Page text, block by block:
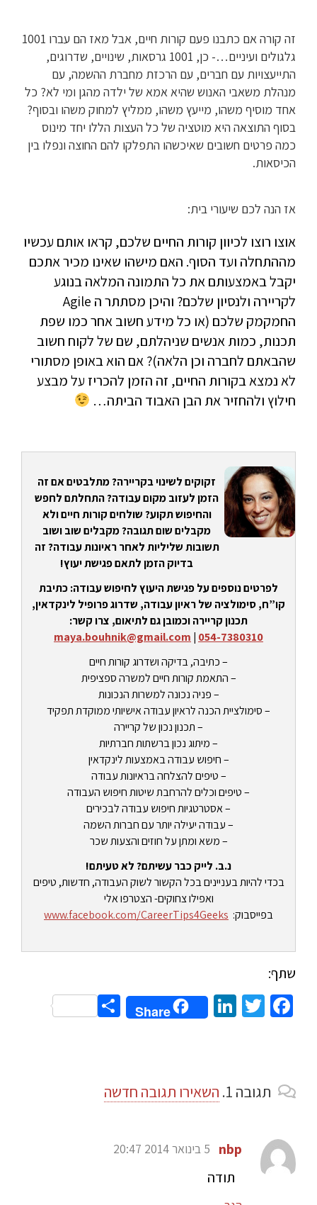
זה קורה אם כתבנו פעם קורות חיים, אבל מאז הם עברו 1001
גלגולים ועיניים…- כן, 1001 גרסאות, שינויים, שדרוגים,
התייעצויות עם חברים, עם הרכזת מחברת ההשמה, עם
מנהלת משאבי האנוש שהיא אמא של ילדה מהגן ומי לא? כל
אחד מוסיף משהו, מייעץ משהו, ממליץ למחוק משהו ובסוף?
בסוף התוצאה היא מוטציה של כל העצות הללו יחד מינוס
כמה פרטים חשובים שאיכשהו התפלקו להם החוצה ונפלו בין
הכיסאות.
אז הנה לכם שיעורי בית:
אוצו רוצו לכיוון קורות החיים שלכם, קראו אותם עכשיו
מההתחלה ועד הסוף. האם מישהו שאינו מכיר אתכם
יקבל באמצעותם את כל התמונה המלאה בנוגע
לקריירה ולנסיון שלכם? והיכן מסתתר ה Agile
החמקמק שלכם (או כל מידע חשוב אחר כמו שפת
תכנות, כמות אנשים שניהלתם, שם של לקוח חשוב
שהבאתם לחברה וכן הלאה)? אם הוא באופן מסתורי
לא נמצא בקורות החיים, זה הזמן להכריז על מבצע
חילוץ ולהחזיר את הבן האבוד הביתה…
זקוקים לשינוי בקריירה? מתלבטים אם זה
הזמן לעזוב מקום עבודה? התחלתם לחפש
והחיפוש תקוע? שולחים קורות חיים ולא
מקבלים שום תגובה? מקבלים שוב ושוב
תשובות שליליות לאחר ראיונות עבודה? זה
בדיוק הזמן לתאם פגישת יעוץ!
לפרטים נוספים על פגישת היעוץ לחיפוש עבודה: כתיבת
קו”ח, סימולציה של ראיון עבודה, שדרוג פרופיל לינקדאין,
תכנון קריירה וכמובן גם לתיאום, צרו קשר:
054-7380310
|
maya.bouhnik@gmail.com
– כתיבה, בדיקה ושדרוג קורות חיים
– התאמת קורות חיים למשרה ספציפית
– פניה נכונה למשרות הנכונות
– סימולציית הכנה לראיון עבודה אישיותי ממוקדת תפקיד
– תכנון נכון של קריירה
– מיתוג נכון ברשתות חברתיות
– חיפוש עבודה באמצעות לינקדאין
– טיפים להצלחה בראיונות עבודה
– טיפים וכלים להרחבת שיטות חיפוש העבודה
– אסטרטגיות חיפוש עבודה לבכירים
– עבודה יעילה יותר עם חברות השמה
– משא ומתן על חוזים והצעות שכר
נ.ב. לייק כבר עשיתם? לא טעיתם!
בכדי להיות בעניינים בכל הקשור לשוק העבודה, חדשות, טיפים
ואפילו צחוקים- הצטרפו אלי
בפייסבוק: www.facebook.com/CareerTips4Geeks
שתף:
Facebook
Twitter
LinkedIn
Share
Share
תגובה השאירו תגובה חדשה
nbp 5 בינואר 2014 20:47
תודה